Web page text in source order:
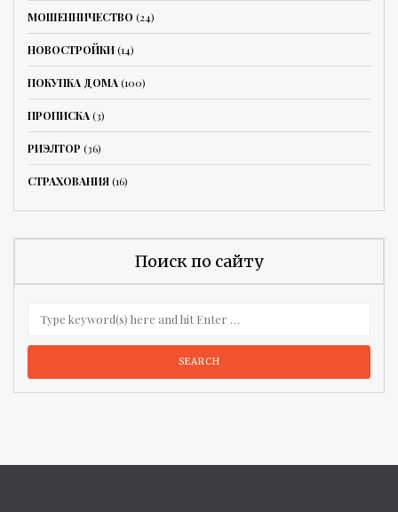
МОШЕННИЧЕСТВО (24)
НОВОСТРОЙКИ(14)
ПОКУПКА ДОМА(100)
ПРОПИСКА(3)
РИЭЛТОР (36)
СТРАХОВАНИЯ(16)
Поиск по сайту